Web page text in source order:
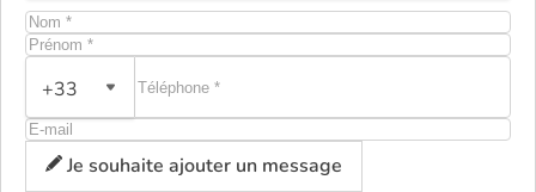
+33
Je souhaite ajouter un message